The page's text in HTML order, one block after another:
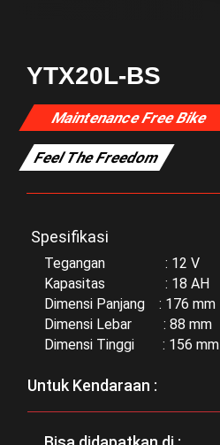
YTX20L-BS
Maintenance Free Bike
Feel The Freedom
Spesifikasi
Tegangan : 12 V
Kapasitas : 18 AH
Dimensi Panjang : 176 mm
Dimensi Lebar : 88 mm
Dimensi Tinggi : 156 mm
Untuk Kendaraan :